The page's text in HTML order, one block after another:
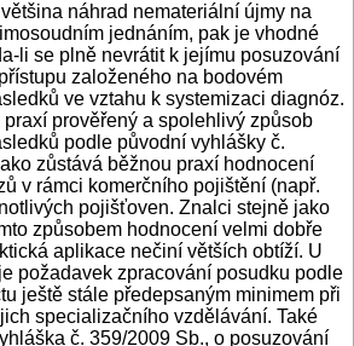
náhrad nemateriální újmy na
jednáním, pak je vhodné
li se plně nevrátit k jejímu posuzování
založeného na bodovém
ve vztahu k systemizaci diagnóz.
prověřený a spolehlivý způsob
podle původní vyhlášky č.
zůstává běžnou praxí hodnocení
v rámci komerčního pojištění (např.
pojišťoven. Znalci stejně jako
způsobem hodnocení velmi dobře
aplikace nečiní větších obtíží. U
požadavek zpracování posudku podle
ještě stále předepsaným minimem při
specializačního vzdělávání. Také
č. 359/2009 Sb., o posuzování